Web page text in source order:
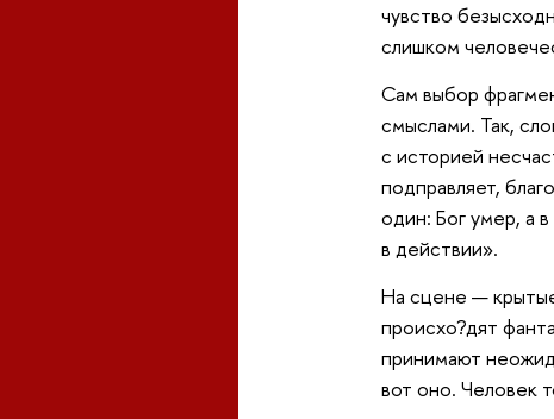
чувство
слишком
Сам выбор
смыслами. Так,
с историей
подправляет,
один: Бог умер, а
в действии».
На сцене —
происхо?дят
принимают
вот оно. Человек